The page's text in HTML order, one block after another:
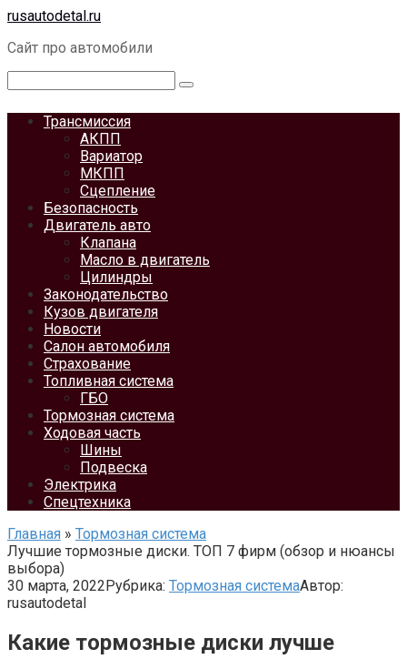
Перейти
контенту
rusautodetal.ru
Сайт про автомобили
Трансмиссия
АКПП
Вариатор
МКПП
Сцепление
Безопасность
Двигатель авто
Клапана
Масло в двигатель
Цилиндры
Законодательство
Кузов двигателя
Новости
Салон автомобиля
Страхование
Топливная система
ГБО
Тормозная система
Ходовая часть
Шины
Подвеска
Электрика
Спецтехника
Главная » Тормозная система
Лучшие тормозные диски. ТОП 7 фирм (обзор и нюансы
выбора)
30 марта, 2022Рубрика: Тормозная системаАвтор:
rusautodetal
Какие тормозные диски лучше